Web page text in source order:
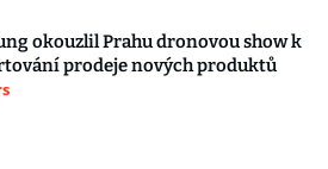
okouzlil Prahu dronovou show k
prodeje nových produktů